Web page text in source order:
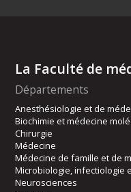
La Faculté de
Départements
Anesthésiologie et de
Biochimie et médecine
Chirurgie
Médecine
Médecine de famille et de
Microbiologie, infectiologie
Neurosciences